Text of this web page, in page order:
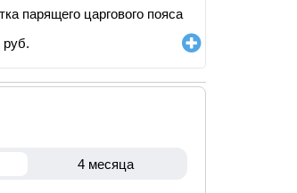
парящего царгового пояса
руб.
4 месяца